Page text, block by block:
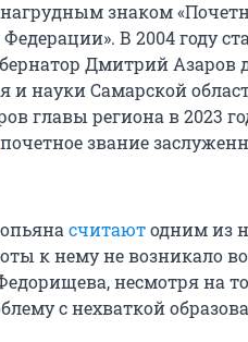
знаком
В 2004 году
Дмитрий
и науки Самарской
главы региона в 2023
почетное звание
считаютодним из
к нему не возникало
несмотря на
с нехваткой